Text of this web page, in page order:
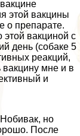
этой вакцины
о препарате.
вакциной с
день (собаке 5
реакций,
мне и в
и
но
После